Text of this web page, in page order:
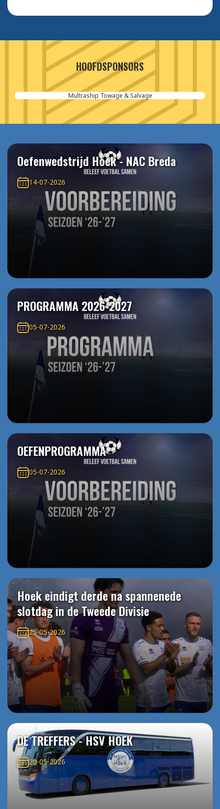
HOOFDSPONSORS
Aannemersbedrijf van der Poel
Oefenwedstrijd Hoek - NAC Breda
14-07-2026
PROGRAMMA 2026-2027
05-07-2026
OEFENPROGRAMMA
05-07-2026
Hoek eindigt derde na spannenede
slotdag in de Tweede Divisie
25-05-2026
DE TREFFERS - HSV HOEK
20-05-2026